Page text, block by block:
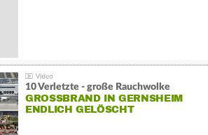
10 Verletzte - große Rauchwolke
GROSSBRAND IN GERNSHEIM E
NDLICH GELÖSCHT